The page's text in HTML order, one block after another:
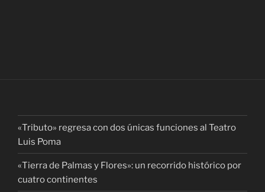
«Tributo» regresa con dos únicas funciones al Teatro
Luis Poma
«Tierra de Palmas y Flores»: un recorrido histórico por
cuatro continentes